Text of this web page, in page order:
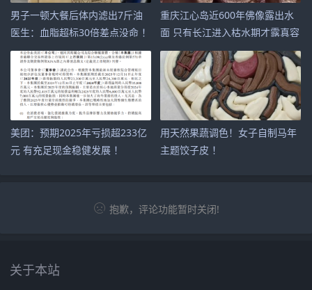
男子一顿大餐后体内滤出7斤油
医生：血脂超标30倍差点没命 ！
重庆江心岛近600年佛像露出水
面 只有长江进入枯水期才露真容
！
美团：预期2025年亏损超233亿
元 有充足现金稳健发展 ！
用天然果蔬调色！女子自制马年
主题饺子皮 ！
抱歉，评论功能暂时关闭!
关于本站